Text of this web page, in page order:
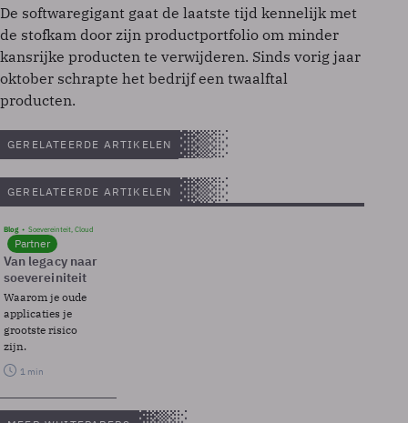
De softwaregigant gaat de laatste tijd kennelijk met
de stofkam door zijn productportfolio om minder
kansrijke producten te verwijderen. Sinds vorig jaar
oktober schrapte het bedrijf een twaalftal
producten.
GERELATEERDE ARTIKELEN
GERELATEERDE ARTIKELEN
Blog Soevereinteit, Cloud
Partner
Van legacy naar
soevereiniteit
Waarom je oude
applicaties je
grootste risico
zijn.
1 min